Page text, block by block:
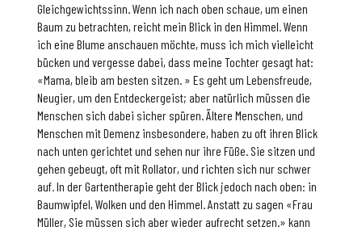
Gleichgewichtssinn. Wenn ich nach oben schaue, um einen
Baum zu betrachten, reicht mein Blick in den Himmel. Wenn
ich eine Blume anschauen möchte, muss ich mich vielleicht
bücken und vergesse dabei, dass meine Tochter gesagt hat:
«Mama, bleib am besten sitzen. » Es geht um Lebensfreude,
Neugier, um den Entdeckergeist; aber natürlich müssen die
Menschen sich dabei sicher spüren. Ältere Menschen, und
Menschen mit Demenz insbesondere, haben zu oft ihren Blick
nach unten gerichtet und sehen nur ihre Füße. Sie sitzen und
gehen gebeugt, oft mit Rollator, und richten sich nur schwer
auf. In der Gartentherapie geht der Blick jedoch nach oben: in
Baumwipfel, Wolken und den Himmel. Anstatt zu sagen «Frau
Müller, Sie müssen sich aber wieder aufrecht setzen.» kann